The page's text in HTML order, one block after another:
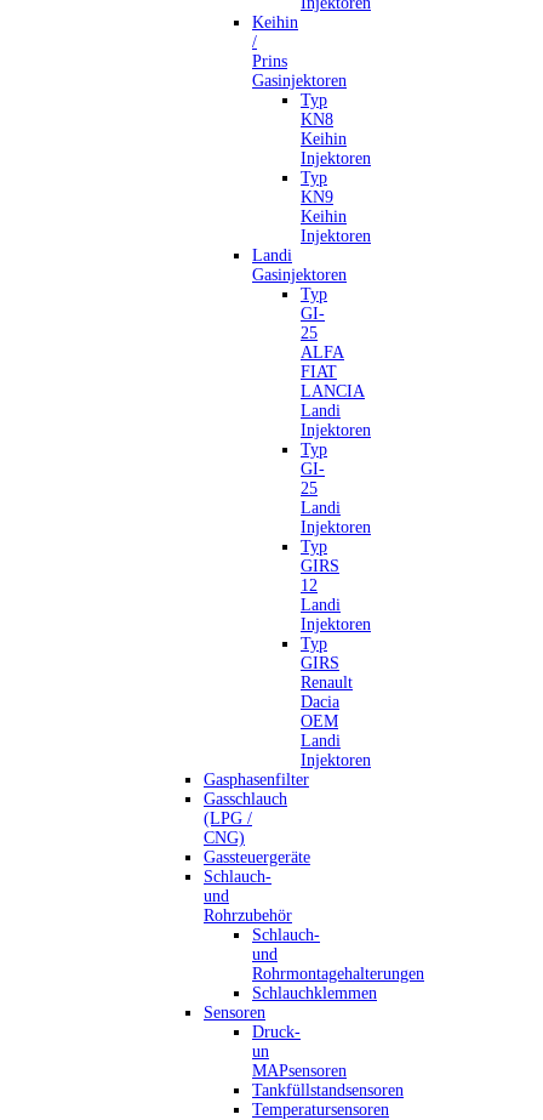
Keihin
/
Prins
Gasinjektoren
Typ
KN8
Keihin
Injektoren
Typ
KN9
Keihin
Injektoren
Landi
Gasinjektoren
Typ
GI-
25
ALFA
FIAT
LANCIA
Landi
Injektoren
Typ
GI-
25
Landi
Injektoren
Typ
GIRS
12
Landi
Injektoren
Typ
GIRS
Renault
Dacia
OEM
Landi
Injektoren
Gasphasenfilter
Gasschlauch
(LPG /
CNG)
Gassteuergeräte
Schlauch-
und
Rohrzubehör
Schlauch-
und
Rohrmontagehalterungen
Schlauchklemmen
Sensoren
Druck-
un
MAPsensoren
Tankfüllstandsensoren
Temperatursensoren